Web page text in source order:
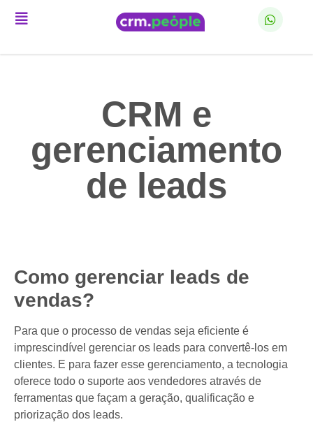
CRM e
gerenciamento
de leads
Como gerenciar leads de
vendas?
Para que o processo de vendas seja eficiente é
imprescindível gerenciar os leads para convertê-los em
clientes. E para fazer esse gerenciamento, a tecnologia
oferece todo o suporte aos vendedores através de
ferramentas que façam a geração, qualificação e
priorização dos leads.